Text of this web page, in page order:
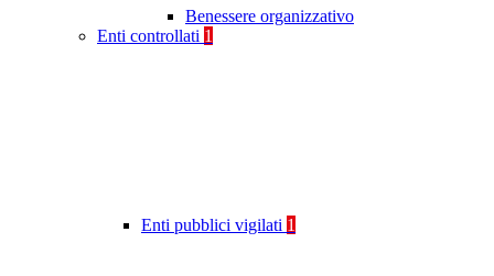
Benessere organizzativo
Enti controllati 1
Enti pubblici vigilati 1